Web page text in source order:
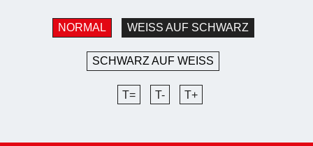
NORMAL WEISS AUF SCHWARZ
SCHWARZ AUF WEISS
T= T- T+